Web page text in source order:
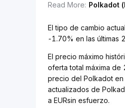
Read More: Polkadot
El tipo de cambio
-1.70% en las últimas
El precio máximo
oferta total máxima de
precio del Polkadot en
actualizados de
a EURsin esfuerzo.